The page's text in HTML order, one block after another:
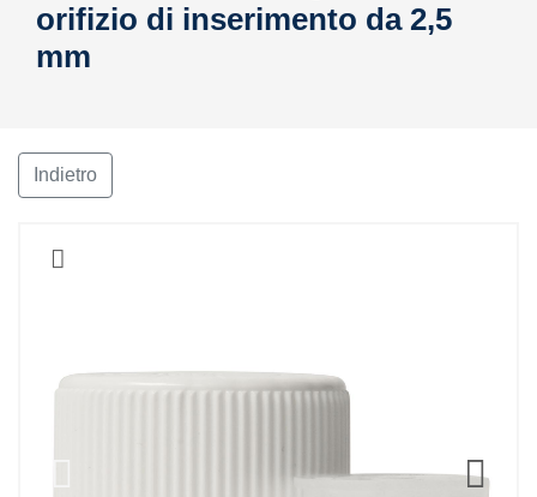
orifizio di inserimento da 2,5
mm
Indietro